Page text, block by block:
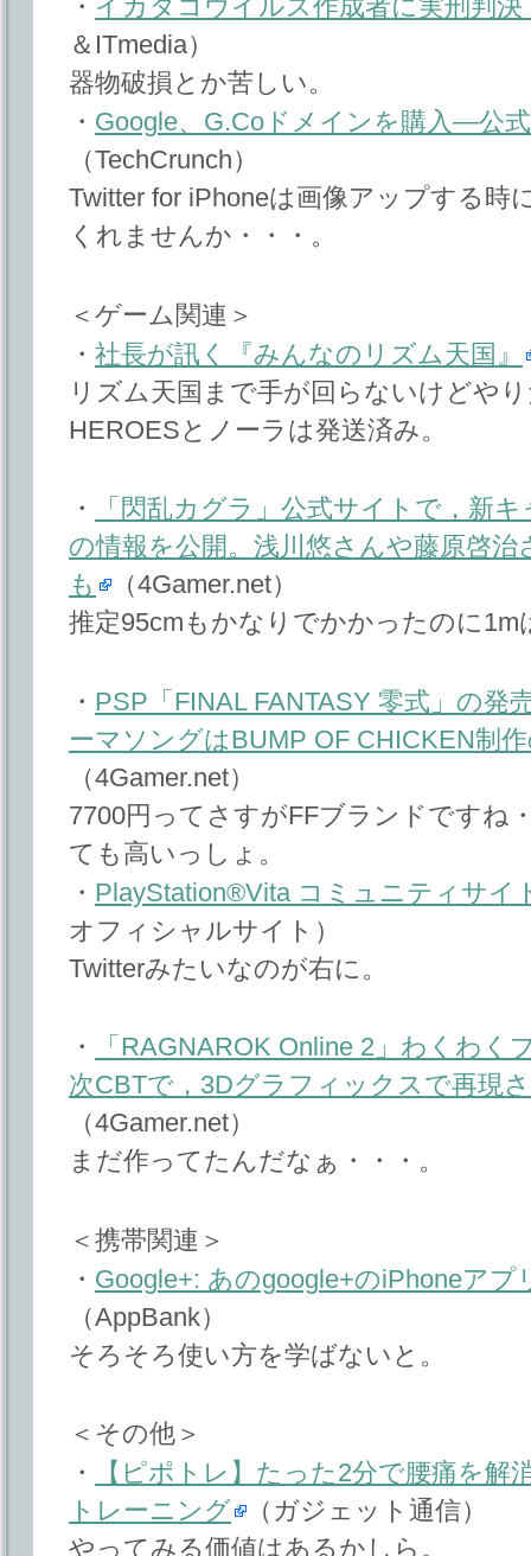
・ イカタコウイルス作成者に実刑判決
＆ITmedia）
器物破損とか苦しい。
・ Google、G.Coドメインを購入―公
（TechCrunch）
Twitter for iPhoneは画像アップする時
くれませんか・・・。
＜ゲーム関連＞
・ 社長が訊く『みんなのリズム天国』
リズム天国まで手が回らないけどや
HEROESとノーラは発送済み。
・
「閃乱カグラ」公式サイトで，新
の情報を公開。浅川悠さんや藤原啓
も
（4Gamer.net）
推定95cmもかなりでかかったのに1m
・ PSP「FINAL FANTASY 零式」の発
ーマソングはBUMP OF CHICKEN制
（4Gamer.net）
7700円ってさすがFFブランドですね
ても高いっしょ。
・ PlayStation®Vita コミュニティサイ
オフィシャルサイト）
Twitterみたいなのが右に。
・
「RAGNAROK Online 2」わくわく
次CBTで，3Dグラフィックスで再現
（4Gamer.net）
まだ作ってたんだなぁ・・・。
＜携帯関連＞
・ Google+: あのgoogle+のiPhoneアプ
（AppBank）
そろそろ使い方を学ばないと。
＜その他＞
・
【ピポトレ】たった2分で腰痛を解
トレーニング
（ガジェット通信）
やってみる価値はあるかしら。